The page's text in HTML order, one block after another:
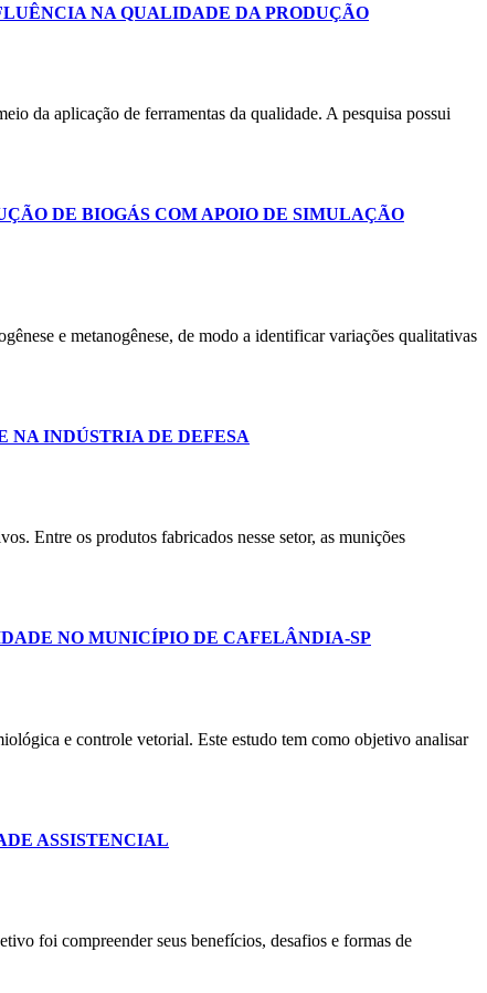
NA QUALIDADE DA PRODUÇÃO
da aplicação de ferramentas da qualidade. A pesquisa possui
DE BIOGÁS COM APOIO DE SIMULAÇÃO
e metanogênese, de modo a identificar variações qualitativas
NA INDÚSTRIA DE DEFESA
Entre os produtos fabricados nesse setor, as munições
NO MUNICÍPIO DE CAFELÂNDIA-SP
e controle vetorial. Este estudo tem como objetivo analisar
ASSISTENCIAL
foi compreender seus benefícios, desafios e formas de